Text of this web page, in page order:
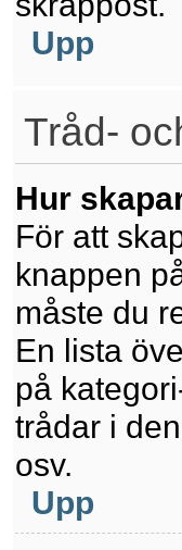
Upp
Tråd-
Hur
För att
knappen
måste du
En lista
på
trådar i
osv.
Upp